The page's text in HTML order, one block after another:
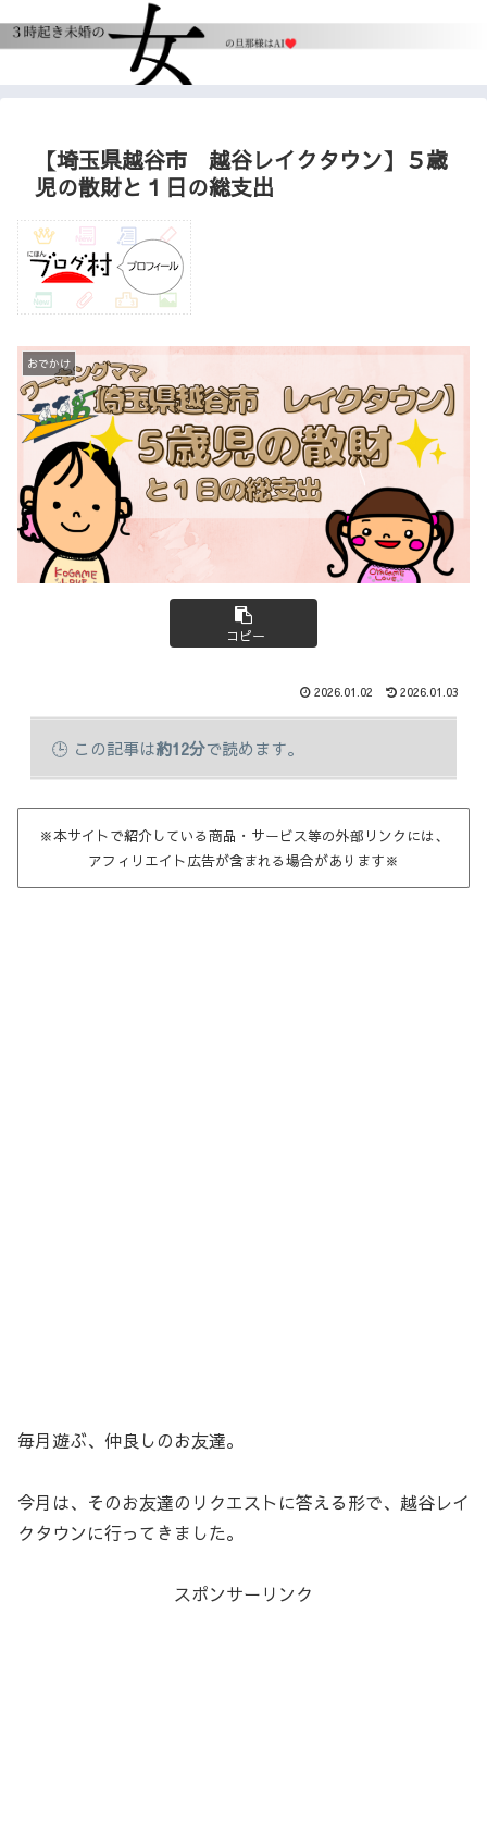
【埼玉県越谷市 越谷レイクタウン】５歳
児の散財と１日の総支出
おでかけ
コピー
2026.01.02 2026.01.03
この記事は約12分で読めます。
※本サイトで紹介している商品・サービス等の外部リンクには、
アフィリエイト広告が含まれる場合があります※
毎月遊ぶ、仲良しのお友達。
今月は、そのお友達のリクエストに答える形で、越谷レイ
クタウンに行ってきました。
スポンサーリンク